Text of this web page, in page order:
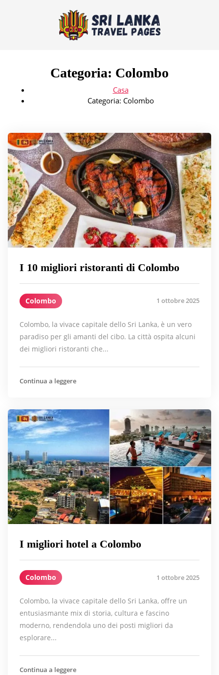
Categoria: Colombo
Casa
Categoria: Colombo
I 10 migliori ristoranti di Colombo
Colombo 1 ottobre 2025
Colombo, la vivace capitale dello Sri Lanka, è un vero
paradiso per gli amanti del cibo. La città ospita alcuni
dei migliori ristoranti che...
Continua a leggere
I migliori hotel a Colombo
Colombo 1 ottobre 2025
Colombo, la vivace capitale dello Sri Lanka, offre un
entusiasmante mix di storia, cultura e fascino
moderno, rendendola uno dei posti migliori da
esplorare...
Continua a leggere